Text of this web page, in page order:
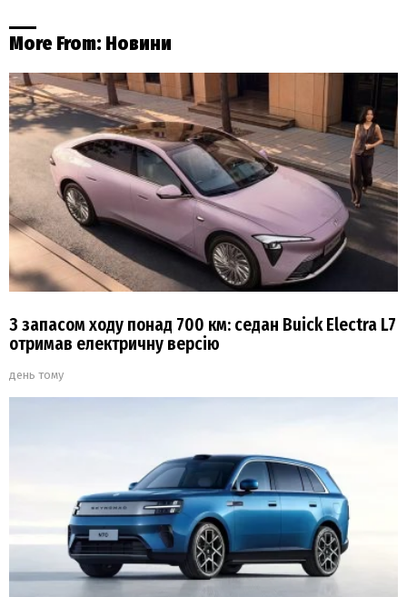
More From: Новини
З запасом ходу понад 700 км: седан Buick Electra L7
отримав електричну версію
день тому